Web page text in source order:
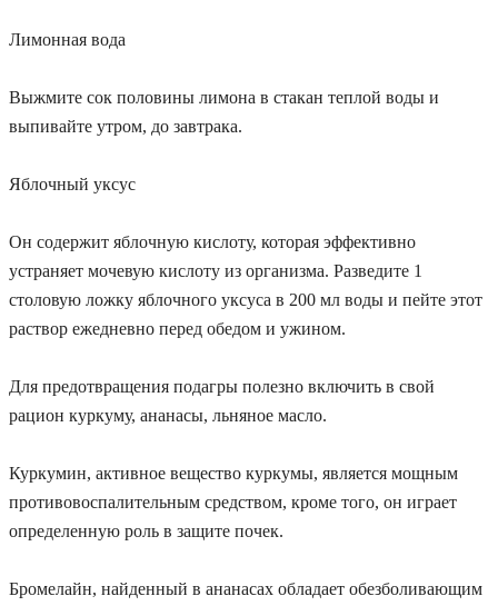
Лимонная вода
Выжмите сок половины лимона в стакан теплой воды и
выпивайте утром, до завтрака.
Яблочный уксус
Он содержит яблочную кислоту, которая эффективно
устраняет мочевую кислоту из организма. Разведите 1
столовую ложку яблочного уксуса в 200 мл воды и пейте этот
раствор ежедневно перед обедом и ужином.
Для предотвращения подагры полезно включить в свой
рацион куркуму, ананасы, льняное масло.
Куркумин, активное вещество куркумы, является мощным
противовоспалительным средством, кроме того, он играет
определенную роль в защите почек.
Бромелайн, найденный в ананасах обладает обезболивающим